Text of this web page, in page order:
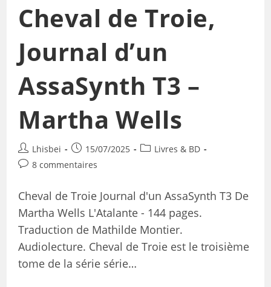
Cheval de Troie,
Journal d’un
AssaSynth T3 –
Martha Wells
Lhisbei 15/07/2025
Livres & BD
8 commentaires
Cheval de Troie Journal d'un AssaSynth T3 De
Martha Wells L'Atalante - 144 pages.
Traduction de Mathilde Montier.
Audiolecture. Cheval de Troie est le troisième
tome de la série série…